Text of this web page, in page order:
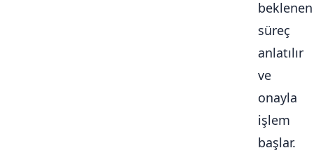
beklenen
süreç
anlatılır
ve
onayla
işlem
başlar.